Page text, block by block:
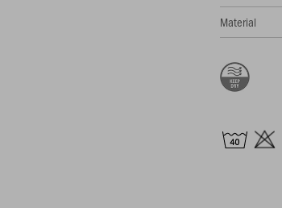
Material